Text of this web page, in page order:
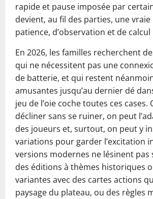
rapide et pause imposée par
devient, au fil des parties, une vraie
patience, d’observation et de
En 2026, les familles recherchent
qui ne nécessitent pas une
de batterie, et qui restent
amusantes jusqu’au dernier dé
jeu de l’oie coche toutes ces cases.
décliner sans se ruiner, on peut
des joueurs et, surtout, on peut y
variations pour garder l’excitation
versions modernes ne lésinent pas
des éditions à thèmes historiques
variantes avec des cartes actions
paysage du plateau, ou des règles